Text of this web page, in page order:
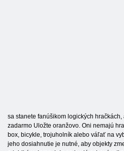
sa stanete fanúšikom logických
zadarmo Uložte oranžovo. Oni nemajú
box, bicykle, trojuholník alebo váľať na
jeho dosiahnutie je nutné, aby objekty